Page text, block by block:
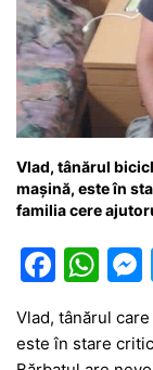
Vlad, tânărul
mașină, este în
familia cere
F
a
c
W
at
Vlad, tânărul
este în stare